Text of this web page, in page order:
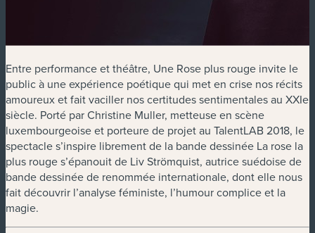
Entre performance et théâtre, Une Rose plus rouge invite le
public à une expérience poétique qui met en crise nos récits
amoureux et fait vaciller nos certitudes sentimentales au XXIe
siècle. Porté par Christine Muller, metteuse en scène
luxembourgeoise et porteure de projet au TalentLAB 2018, le
spectacle s’inspire librement de la bande dessinée La rose la
plus rouge s’épanouit de Liv Strömquist, autrice suédoise de
bande dessinée de renommée internationale, dont elle nous
fait découvrir l’analyse féministe, l’humour complice et la
magie.